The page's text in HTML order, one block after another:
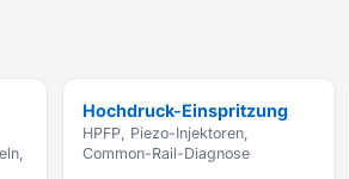
Hochdruck-Einspritzung
HPFP, Piezo-Injektoren,
Common-Rail-Diagnose